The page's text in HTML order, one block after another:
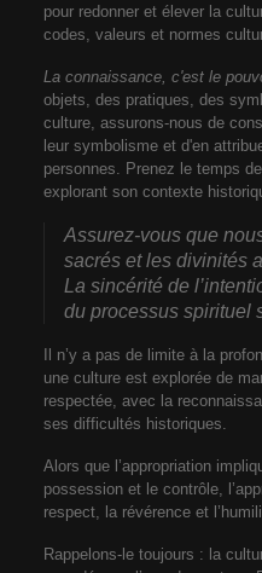
pour redonner et élever la
codes, valeurs et normes
La connaissance, c'est le
objets, des pratiques, des
culture, assurons-nous de
leur symbolisme et d'en
personnes. Prenez le temps
explorant son contexte
Assurez-vous que
sacrés et les divinités
La sincérité de
du processus spirituel
Il n’y a pas de limite à la
une culture est explorée de
respectée, avec la
ses difficultés historiques.
Alors que l’appropriation
possession et le contrôle,
respect, la révérence et
Rappelons-le toujours : la